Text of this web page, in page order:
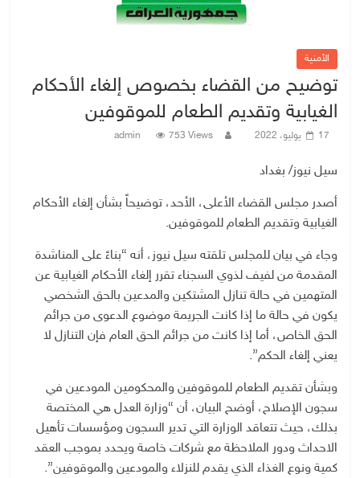
الأمنية
توضيح من القضاء بخصوص إلغاء الأحكام
الغيابية وتقديم الطعام للموقوفين
17 يوليو، 2022 admin 753 Views
سيل نيوز/ بغداد
أصدر مجلس القضاء الأعلى، الأحد، توضيحاً بشأن إلغاء الأحكام
الغيابية وتقديم الطعام للموقوفين.
وجاء في بيان للمجلس تلقته سيل نيوز، أنه “بناءً على المناشدة
المقدمة من لفيف لذوي السجناء تقرر إلغاء الأحكام الغيابية عن
المتهمين في حالة تنازل المشتكين والمدعين بالحق الشخصي
يكون في حالة ما إذا كانت الجريمة موضوع الدعوى من جرائم
الحق الخاص، أما إذا كانت من جرائم الحق العام فإن التنازل لا
يعني إلغاء الحكم”.
وبشأن تقديم الطعام للموقوفين والمحكومين المودعين في
سجون الإصلاح، أوضح البيان، أن “وزارة العدل هي المختصة
بذلك، حيث تتعاقد الوزارة التي تدير السجون ومؤسسات تأهيل
الاحداث ودور الملاحظة مع شركات خاصة ويحدد بموجب العقد
كمية ونوع الغذاء الذي يقدم للنزلاء والمودعين والموقوفين”.